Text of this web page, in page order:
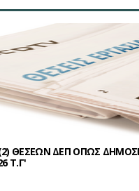
ΘΕΣΕΩΝ ΔΕΠ ΟΠΩΣ
Τ.Γ'